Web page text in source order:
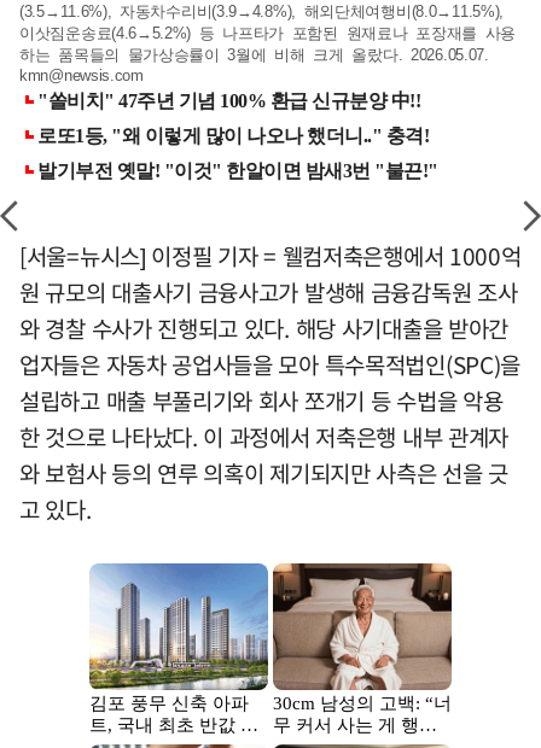
(3.5→11.6%), 자동차수리비(3.9→4.8%), 해외단체여행비(8.0→11.5%),
이삿짐운송료(4.6→5.2%) 등 나프타가 포함된 원재료나 포장재를 사용
하는 품목들의 물가상승률이 3월에 비해 크게 올랐다. 2026.05.07.
kmn@newsis.com
[서울=뉴시스] 이정필 기자 = 웰컴저축은행에서 1000억
원 규모의 대출사기 금융사고가 발생해 금융감독원 조사
와 경찰 수사가 진행되고 있다. 해당 사기대출을 받아간
업자들은 자동차 공업사들을 모아 특수목적법인(SPC)을
설립하고 매출 부풀리기와 회사 쪼개기 등 수법을 악용
한 것으로 나타났다. 이 과정에서 저축은행 내부 관계자
와 보험사 등의 연루 의혹이 제기되지만 사측은 선을 긋
고 있다.